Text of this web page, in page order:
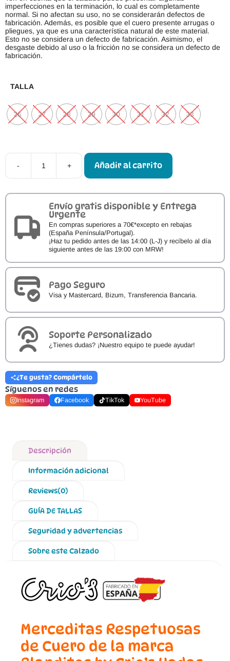
imperfecciones en la terminación, lo cual es completamente
normal. Si no afectan su uso, no se considerarán defectos de
fabricación. Además, es posible que el cuero presente arrugas o
pliegues, ya que es una característica natural de este material.
Esto no se considera un defecto de fabricación. Asimismo, el
desgaste debido al uso o la fricción no se considera un defecto de
fabricación.
TALLA
26 27 28 29 30 31 32 33
-
Merceditas
Respetuosas
by
Crio's
Hadas
Colegial
cantidad
+ Añadir al carrito
Envío gratis disponible y Entrega
Urgente
En compras superiores a 70€*excepto en rebajas
(España Península/Portugal).
¡Haz tu pedido antes de las 14:00 (L-J) y recíbelo al día
siguiente antes de las 19:00 con MRW!
Pago Seguro
Visa y Mastercard, Bizum, Transferencia Bancaria.
Soporte Personalizado
¿Tienes dudas? ¡Nuestro equipo te puede ayudar!
¿Te gusta? Compártelo
Síguenos en redes
Instagram Facebook TikTok YouTube
Descripción
Información adicional
Reviews(0)
GUÍA DE TALLAS
Seguridad y advertencias
Sobre este Calzado
Merceditas Respetuosas
de Cuero de la marca